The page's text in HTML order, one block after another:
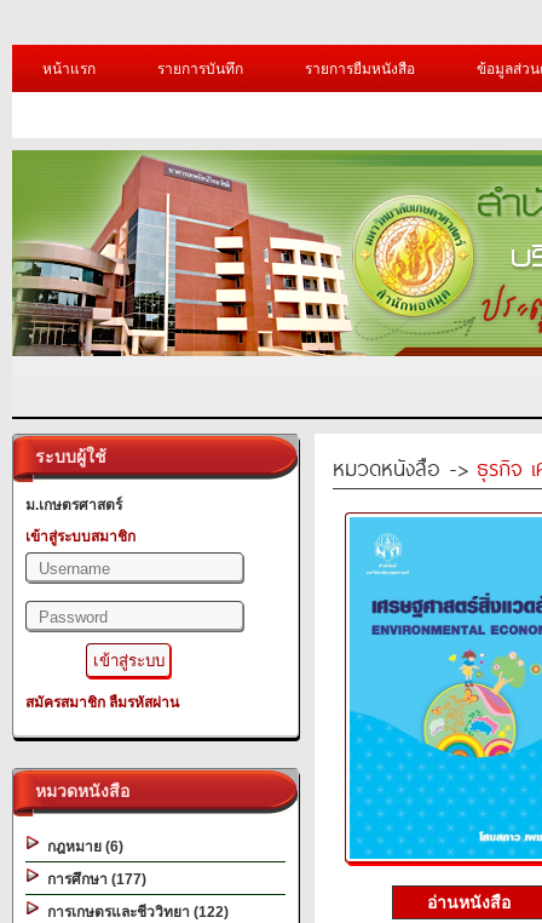
หน้าแรก รายการบันทึก รายการยืมหนังสือ ข้อมูลส่ว
ระบบผู้ใช้
ม.เกษตรศาสตร์
เข้าสู่ระบบสมาชิก
สมัครสมาชิก ลืมรหัสผ่าน
หมวดหนังสือ
กฎหมาย (6)
การศึกษา (177)
การเกษตรและชีววิทยา (122)
หมวดหนังสือ -> ธุรกิจ
อ่านหนังสือ